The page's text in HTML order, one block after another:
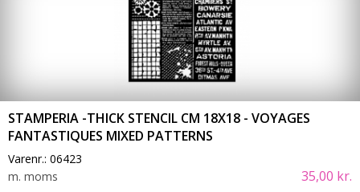
STAMPERIA -THICK STENCIL CM 18X18 - VOYAGES
FANTASTIQUES MIXED PATTERNS
Varenr.: 06423
m. moms
35,00 kr.